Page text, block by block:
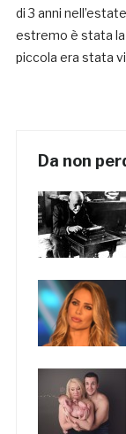
di 3 anni
estremo è stata la
piccola era stata
Da non